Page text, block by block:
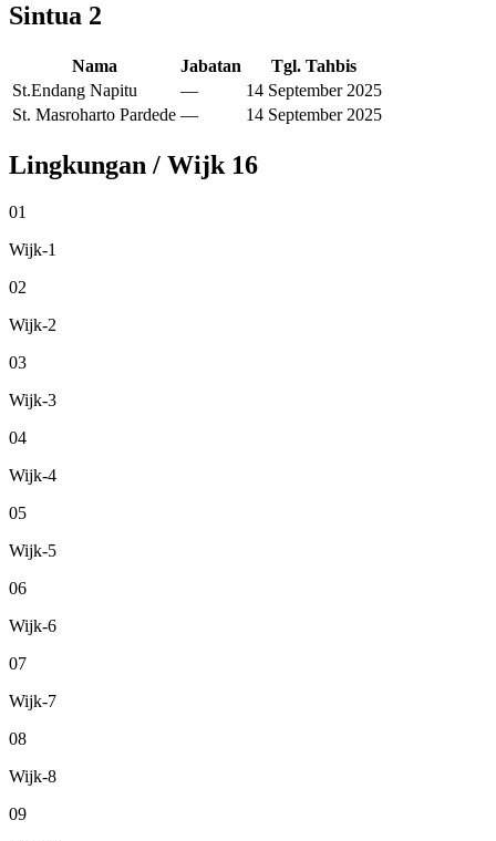
Sintua 2
Nama Jabatan
Tgl. Tahbis
St.Endang Napitu
—
14 September 2025
St. Masroharto Pardede — 14 September 2025
Lingkungan / Wijk 16
01
Wijk-1
02
Wijk-2
03
Wijk-3
04
Wijk-4
05
Wijk-5
06
Wijk-6
07
Wijk-7
08
Wijk-8
09